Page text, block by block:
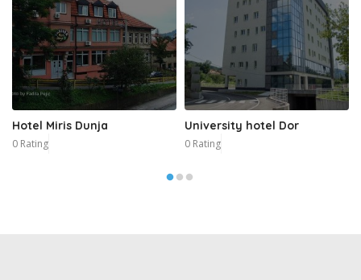
Hotel Miris Dunja
0 Rating
University hotel Dor
0 Rating